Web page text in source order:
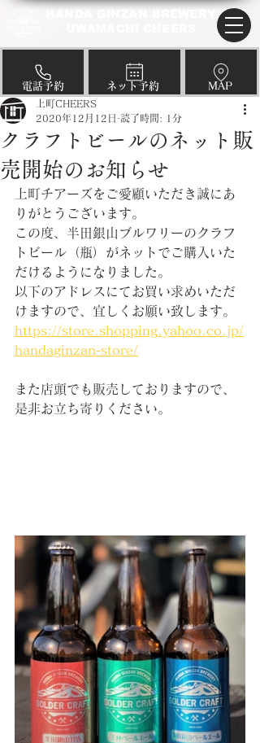
​電話予約 ​ネット予約 ​MAP
クラフトビールのネット販
売開始のお知らせ
上町CHEERS
2020年12月12日
読了時間: 1分
上町チアーズをご愛顧いただき誠にあ
りがとうございます。
この度、半田銀山ブルワリーのクラフ
トビール（瓶）がネットでご購入いた
だけるようになりました。
以下のアドレスにてお買い求めいただ
けますので、宜しくお願い致します。
https://store.shopping.yahoo.co.jp/
handaginzan-store/
また店頭でも販売しておりますので、
是非お立ち寄りください。